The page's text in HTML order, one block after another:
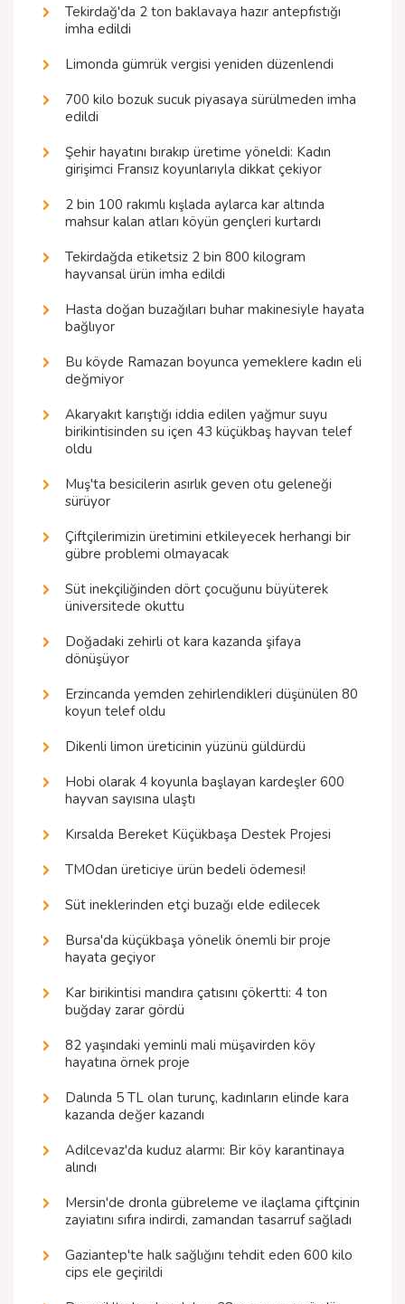
Tekirdağ'da 2 ton baklavaya hazır antepfıstığı
imha edildi
Limonda gümrük vergisi yeniden düzenlendi
700 kilo bozuk sucuk piyasaya sürülmeden imha
edildi
Şehir hayatını bırakıp üretime yöneldi: Kadın
girişimci Fransız koyunlarıyla dikkat çekiyor
2 bin 100 rakımlı kışlada aylarca kar altında
mahsur kalan atları köyün gençleri kurtardı
Tekirdağda etiketsiz 2 bin 800 kilogram
hayvansal ürün imha edildi
Hasta doğan buzağıları buhar makinesiyle hayata
bağlıyor
Bu köyde Ramazan boyunca yemeklere kadın eli
değmiyor
Akaryakıt karıştığı iddia edilen yağmur suyu
birikintisinden su içen 43 küçükbaş hayvan telef
oldu
Muş'ta besicilerin asırlık geven otu geleneği
sürüyor
Çiftçilerimizin üretimini etkileyecek herhangi bir
gübre problemi olmayacak
Süt inekçiliğinden dört çocuğunu büyüterek
üniversitede okuttu
Doğadaki zehirli ot kara kazanda şifaya
dönüşüyor
Erzincanda yemden zehirlendikleri düşünülen 80
koyun telef oldu
Dikenli limon üreticinin yüzünü güldürdü
Hobi olarak 4 koyunla başlayan kardeşler 600
hayvan sayısına ulaştı
Kırsalda Bereket Küçükbaşa Destek Projesi
TMOdan üreticiye ürün bedeli ödemesi!
Süt ineklerinden etçi buzağı elde edilecek
Bursa'da küçükbaşa yönelik önemli bir proje
hayata geçiyor
Kar birikintisi mandıra çatısını çökertti: 4 ton
buğday zarar gördü
82 yaşındaki yeminli mali müşavirden köy
hayatına örnek proje
Dalında 5 TL olan turunç, kadınların elinde kara
kazanda değer kazandı
Adilcevaz'da kuduz alarmı: Bir köy karantinaya
alındı
Mersin'de dronla gübreleme ve ilaçlama çiftçinin
zayiatını sıfıra indirdi, zamandan tasarruf sağladı
Gaziantep'te halk sağlığını tehdit eden 600 kilo
cips ele geçirildi